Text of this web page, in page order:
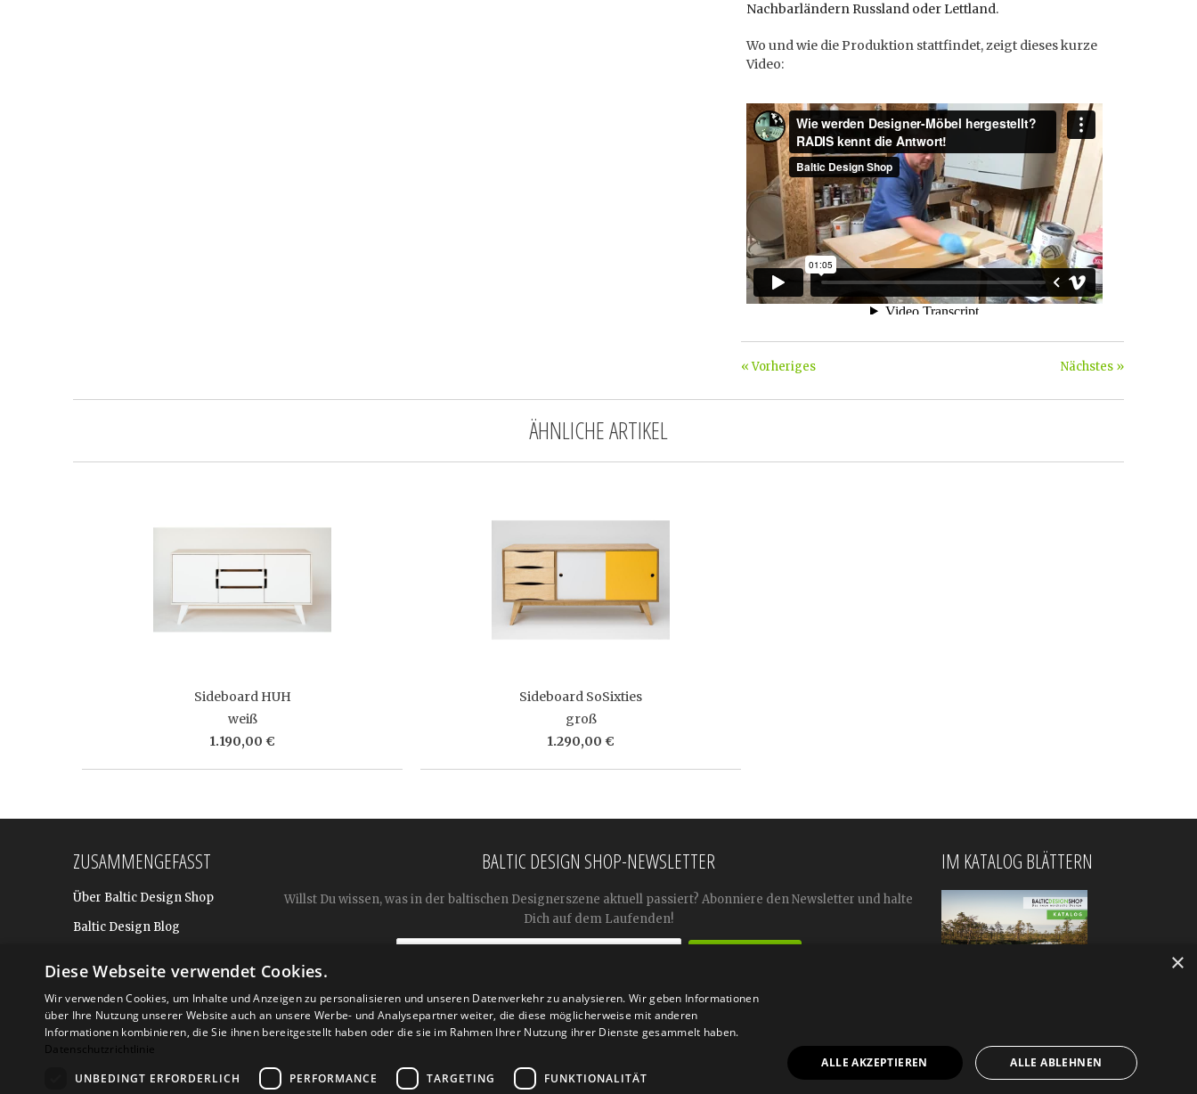
Nachbarländern Russland oder Lettland.
Wo und wie die Produktion stattfindet, zeigt dieses kurze
Video:
Nächstes »
« Vorheriges
ÄHNLICHE ARTIKEL
Sideboard HUH
weiß
1.190,00 €
Sideboard SoSixties
groß
1.290,00 €
ZUSAMMENGEFASST
Über Baltic Design Shop
Baltic Design Blog
Für BtoB: Design Geschenke
Shop
BALTIC DESIGN SHOP-NEWSLETTER
Willst Du wissen, was in der baltischen Designerszene aktuell passiert? Abonniere den Newsletter und halte
Dich auf dem Laufenden!

IM KATALOG BLÄTTERN
×
Diese Webseite verwendet Cookies.
Wir verwenden Cookies, um Inhalte und Anzeigen zu personalisieren und unseren Datenverkehr zu analysieren. Wir geben Informationen
über Ihre Nutzung unserer Website auch an unsere Werbe- und Analysepartner weiter, die diese möglicherweise mit anderen
Informationen kombinieren, die Sie ihnen bereitgestellt haben oder die sie im Rahmen Ihrer Nutzung ihrer Dienste gesammelt haben.
Datenschutzrichtlinie
UNBEDINGT ERFORDERLICH
PERFORMANCE TARGETING FUNKTIONALITÄT
ALLE AKZEPTIEREN ALLE ABLEHNEN